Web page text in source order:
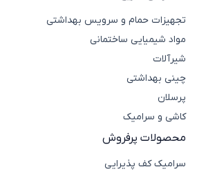
تجهیزات حمام و سرویس بهداشتی
مواد شیمیایی ساختمانی
شیرآلات
چینی بهداشتی
پرسلان
کاشی و سرامیک
محصولات پرفروش
سرامیک کف پذیرایی